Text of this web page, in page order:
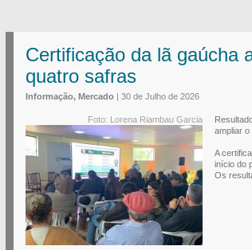
Certificação da lã gaúcha
quatro safras
Informação, Mercado | 30 de Julho de 2026
Foto: Lorena Riambau Garcia
ampliar
A
início do
Os